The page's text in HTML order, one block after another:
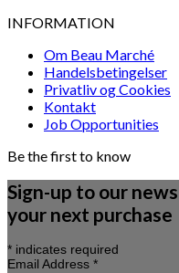
INFORMATION
Om Beau Marché
Handelsbetingelser
Privatliv og Cookies
Kontakt
Job Opportunities
Be the first to know
Sign-up to our
your next purchase
* indicates required
Email Address *